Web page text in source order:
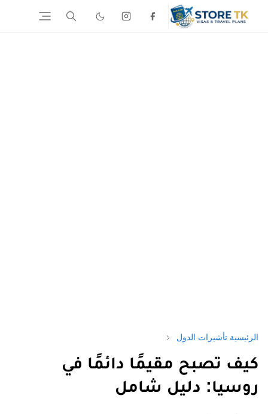
الرئيسية تأشيرات الدول
كيف تصبح مقيمًا دائمًا في
روسيا: دليل شامل